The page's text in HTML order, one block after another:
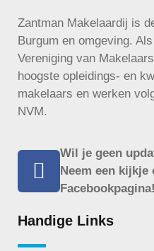
Zantman Makelaardij is
Burgum en omgeving.
Vereniging van
hoogste opleidings- en
makelaars en werken
NVM.
Wil je geen
Neem een kijkje
Facebookpagina!
Handige Links